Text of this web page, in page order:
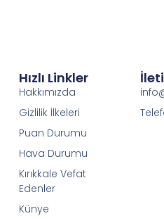
Hızlı Linkler
Hakkımızda
Gizlilik İlkeleri
Puan Durumu
Hava Durumu
Kırıkkale Vefat
Edenler
Künye